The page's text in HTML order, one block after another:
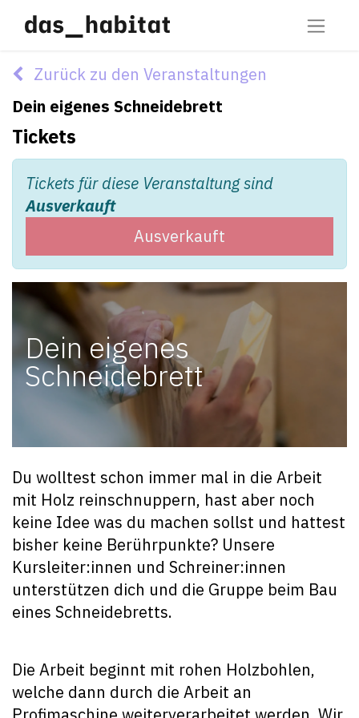
Zurück zu den Veranstaltungen
Dein eigenes Schneidebrett
Tickets
Tickets für diese Veranstaltung sind
Ausverkauft
Ausverkauft
Dein eigenes
Schneidebrett
Du wolltest schon immer mal in die Arbeit
mit Holz reinschnuppern, hast aber noch
keine Idee was du machen sollst und hattest
bisher keine Berührpunkte? Unsere
Kursleiter:innen und Schreiner:innen
unterstützen dich und die Gruppe beim Bau
eines Schneidebretts.
Die Arbeit beginnt mit rohen Holzbohlen,
welche dann durch die Arbeit an